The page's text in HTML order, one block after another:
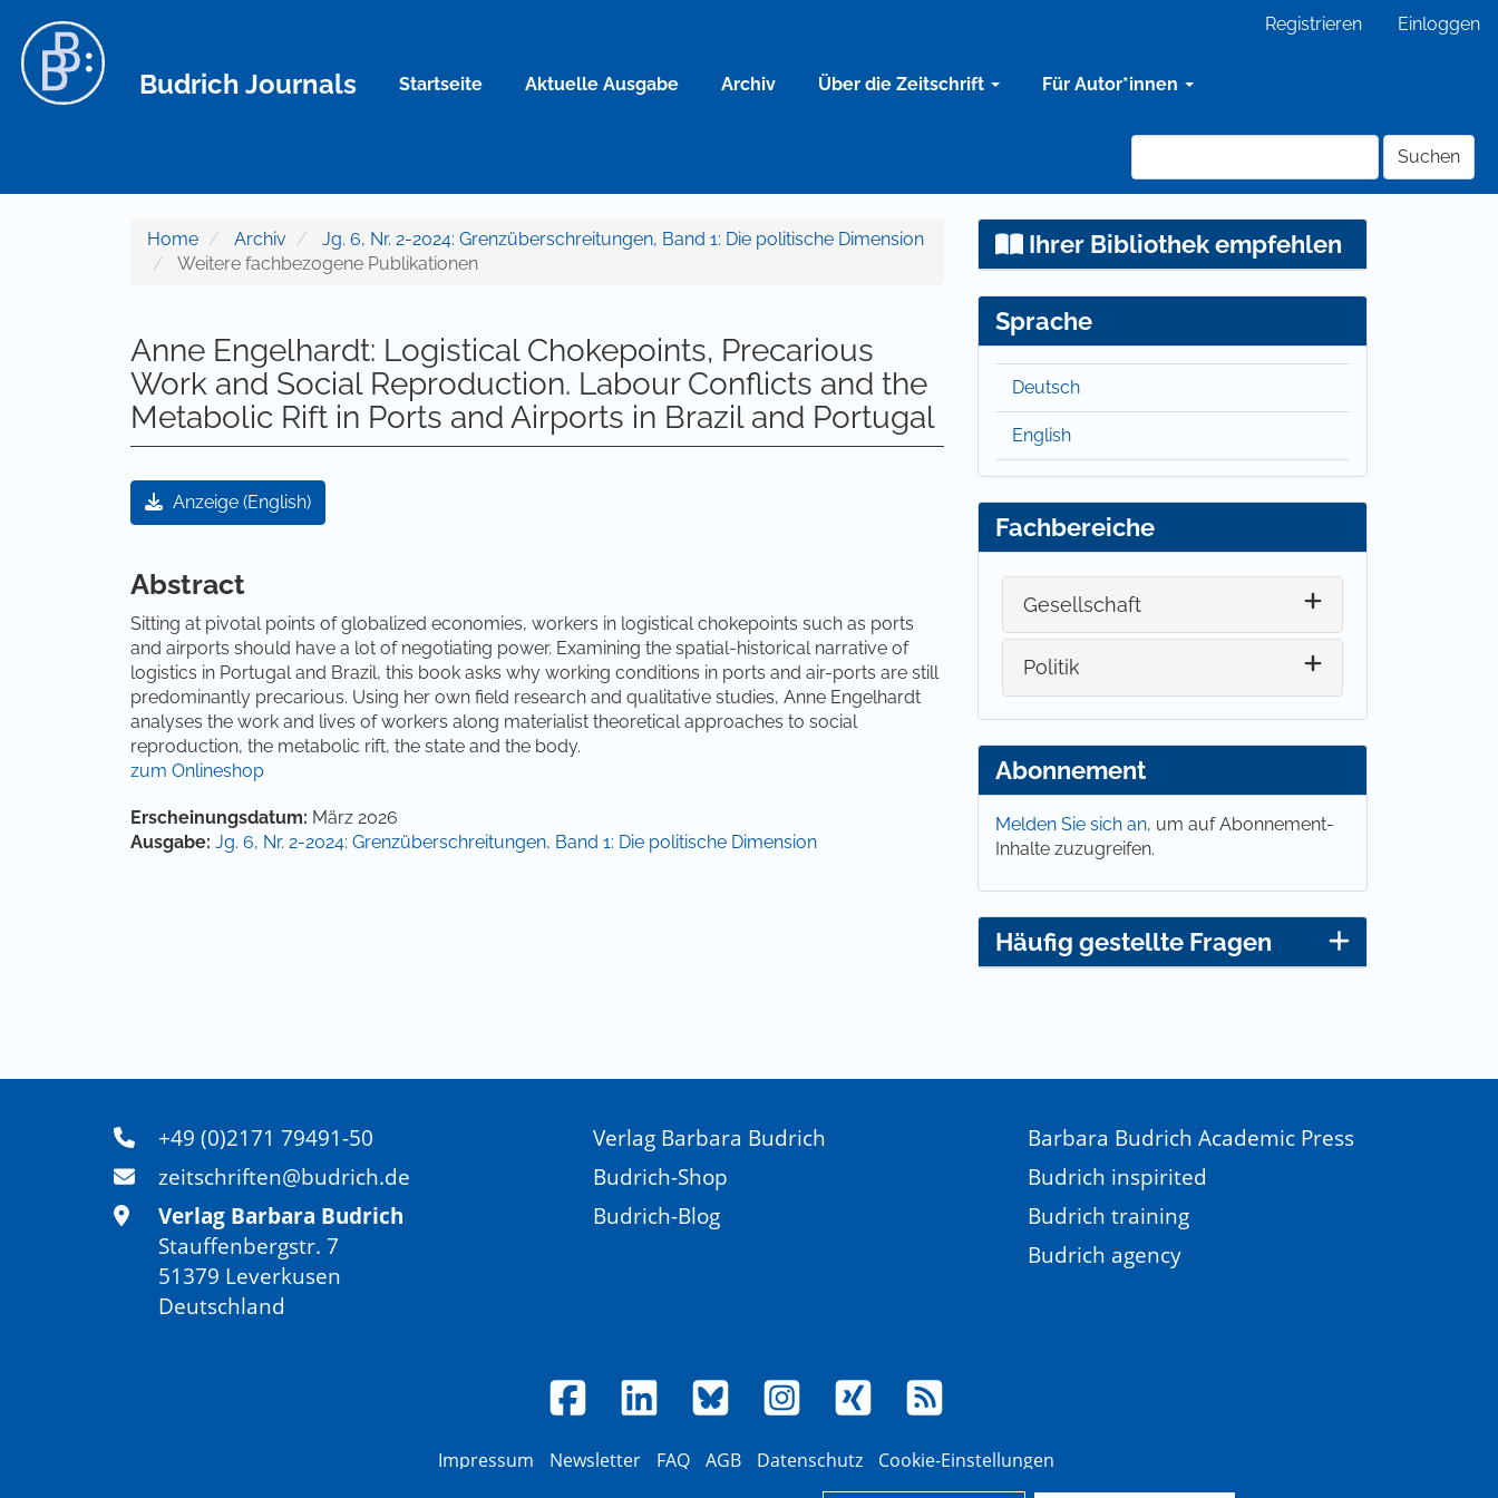
Hauptinhalt
Sidebar
Registrieren Einloggen
Budrich Journals Startseite Aktuelle Ausgabe Archiv Über die Zeitschrift Für Autor*innen
Suchen
Home Archiv
Jg. 6, Nr. 2-2024: Grenzüberschreitungen, Band 1: Die politische Dimension
Weitere fachbezogene Publikationen
Anne Engelhardt: Logistical Chokepoints, Precarious
Work and Social Reproduction. Labour Conflicts and the
Metabolic Rift in Ports and Airports in Brazil and Portugal
Artikel-Sidebar
Anzeige (English)
Hauptsächlicher Artikelinhalt
Abstract
Sitting at pivotal points of globalized economies, workers in logistical chokepoints such as ports
and airports should have a lot of negotiating power. Examining the spatial-historical narrative of
logistics in Portugal and Brazil, this book asks why working conditions in ports and air-ports are still
predominantly precarious. Using her own field research and qualitative studies, Anne Engelhardt
analyses the work and lives of workers along materialist theoretical approaches to social
reproduction, the metabolic rift, the state and the body.
zum Onlineshop
Artikel-Details
Erscheinungsdatum: März 2026
Ausgabe: Jg. 6, Nr. 2-2024: Grenzüberschreitungen, Band 1: Die politische Dimension
Ihrer Bibliothek empfehlen
Sprache
Deutsch
English
Fachbereiche
Gesellschaft
Politik
Abonnement
Melden Sie sich an, um auf Abonnement-
Inhalte zuzugreifen.
Häufig gestellte Fragen
+49 (0)2171 79491-50
zeitschriften@budrich.de
Verlag Barbara Budrich
Stauffenbergstr. 7
51379 Leverkusen
Deutschland
Verlag Barbara Budrich
Budrich-Shop
Budrich-Blog
Barbara Budrich Academic Press
Budrich inspirited
Budrich training
Budrich agency
Impressum Newsletter FAQ AGB Datenschutz Cookie-Einstellungen